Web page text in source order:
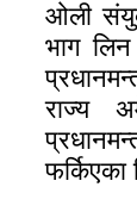
ओली
भाग लिन
राज्य
फर्किएका